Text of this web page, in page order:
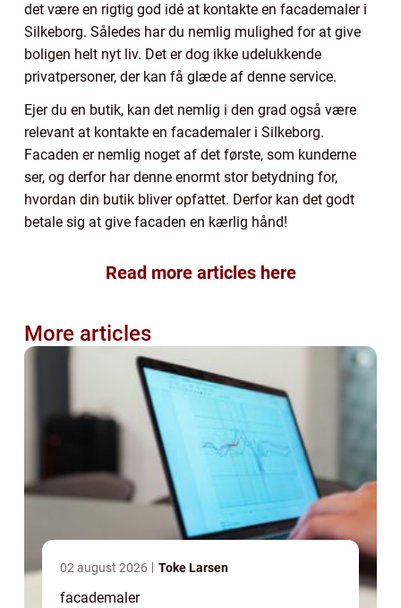
det være en rigtig god idé at kontakte en facademaler i
Silkeborg. Således har du nemlig mulighed for at give
boligen helt nyt liv. Det er dog ikke udelukkende
privatpersoner, der kan få glæde af denne service.
Ejer du en butik, kan det nemlig i den grad også være
relevant at kontakte en facademaler i Silkeborg.
Facaden er nemlig noget af det første, som kunderne
ser, og derfor har denne enormt stor betydning for,
hvordan din butik bliver opfattet. Derfor kan det godt
betale sig at give facaden en kærlig hånd!
Read more articles here
More articles
02 august 2026 Toke Larsen
facademaler